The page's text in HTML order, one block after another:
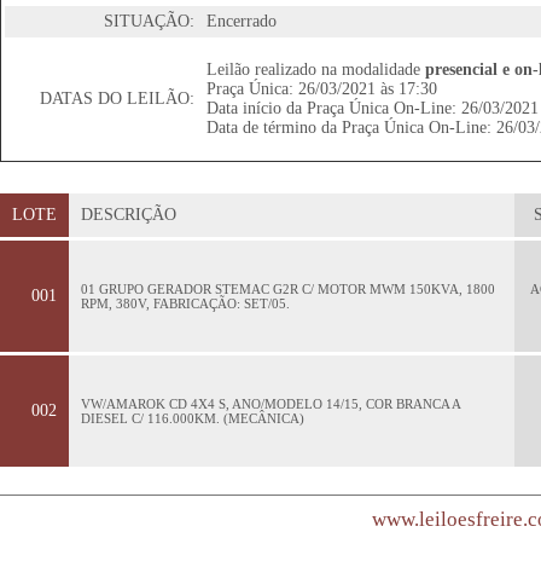
SITUAÇÃO:
Encerrado
DATAS DO LEILÃO:
Leilão realizado na modalidade presencial e
Praça Única: 26/03/2021 às 17:30
Data início da Praça Única On-Line: 26/03/2021
Data de término da Praça Única On-Line: 26/
LOTE DESCRIÇÃO
001
01 GRUPO GERADOR STEMAC G2R C/ MOTOR MWM 150KVA, 1800
RPM, 380V, FABRICAÇÃO: SET/05.
002
VW/AMAROK CD 4X4 S, ANO/MODELO 14/15, COR BRANCA A
DIESEL C/ 116.000KM. (MECÂNICA)